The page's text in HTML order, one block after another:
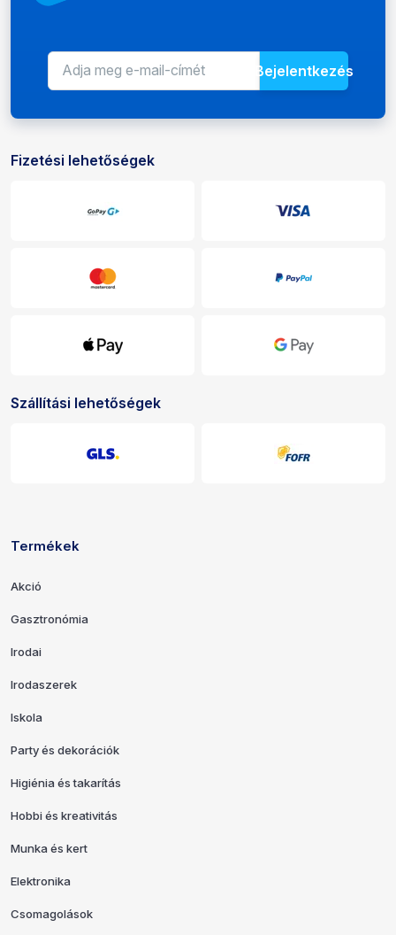
E-mail-cím a hírlevélhez
Adja meg e-mail-címét az
Bejelentkezés
Fizetési és kézbesítési lehetőségek
Fizetési lehetőségek
Szállítási lehetőségek
Hivatkozások és elérhetőségek
Termékek
Akció
Gasztronómia
Irodai
Irodaszerek
Iskola
Party és dekorációk
Higiénia és takarítás
Hobbi és kreativitás
Munka és kert
Elektronika
Csomagolások